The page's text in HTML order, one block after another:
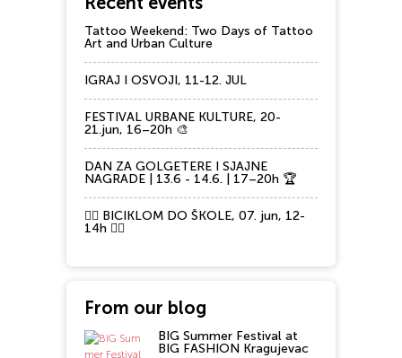
Tattoo Weekend: Two Days of Tattoo
Art and Urban Culture
IGRAJ I OSVOJI, 11-12. JUL
FESTIVAL URBANE KULTURE, 20-
21.jun, 16–20h 🎨
DAN ZA GOLGETERE I SJAJNE
NAGRADE | 13.6 - 14.6. | 17–20h 🏆
🚴‍♂️ BICIKLOM DO ŠKOLE, 07. jun, 12-
14h 🚴‍♀️
From our blog
BIG Summer Festival at
BIG FASHION Kragujevac